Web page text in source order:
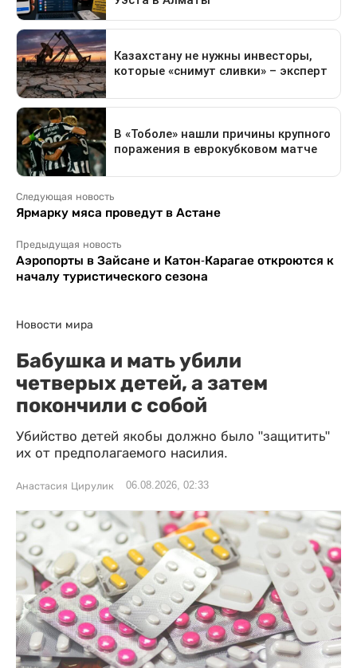
Следующая новость
Ярмарку мяса проведут в Астане
Предыдущая новость
Аэропорты в Зайсане и Катон-Карагае откроются к
началу туристического сезона
Новости мира
Бабушка и мать убили
четверых детей, а затем
покончили с собой
Убийство детей якобы должно было "защитить"
их от предполагаемого насилия.
Анастасия Цирулик 06.08.2026, 02:33